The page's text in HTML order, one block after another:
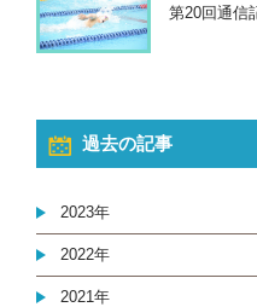
第20回通信
過去の記事
2023年
2022年
2021年